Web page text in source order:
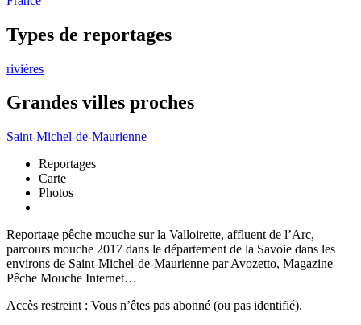
Types de reportages
rivières
Grandes villes proches
Saint-Michel-de-Maurienne
Reportages
Carte
Photos
Reportage pêche mouche sur la Valloirette, affluent de l’Arc,
parcours mouche 2017 dans le département de la Savoie dans les
environs de Saint-Michel-de-Maurienne par Avozetto, Magazine
Pêche Mouche Internet…
Accès restreint : Vous n’êtes pas abonné (ou pas identifié).